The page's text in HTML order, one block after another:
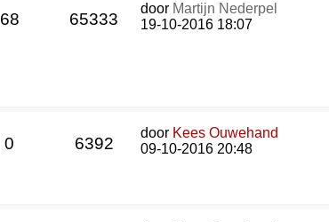
68 65333
door Martijn Nederpel
19-10-2016 18:07
0 6392
door Kees Ouwehand
09-10-2016 20:48